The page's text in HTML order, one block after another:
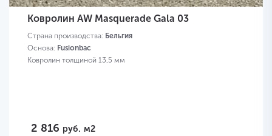
Ковролин AW Masquerade Gala 03
Страна производства: Бельгия
Основа: Fusionbac
Ковролин толщиной 13,5 мм
2 816 руб. м2